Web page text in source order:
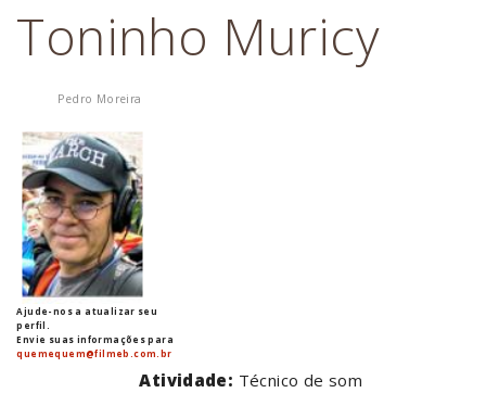
Toninho Muricy
Pedro Moreira
Ajude-nos a atualizar seu
perfil.
Envie suas informações para
quemequem@filmeb.com.br
Atividade: Técnico de som